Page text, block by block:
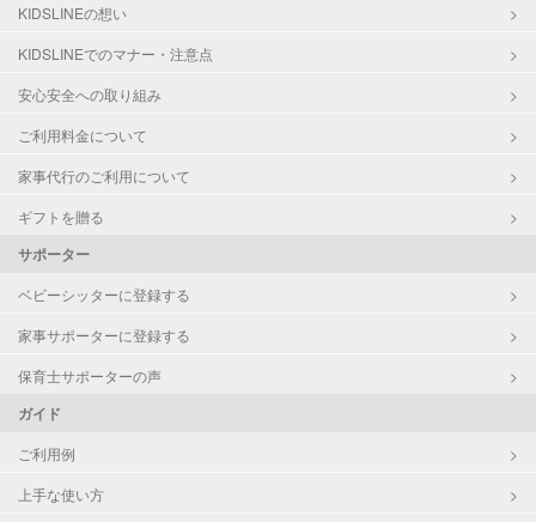
KIDSLINEの想い
KIDSLINEでのマナー・注意点
安心安全への取り組み
ご利用料金について
家事代行のご利用について
ギフトを贈る
サポーター
ベビーシッターに登録する
家事サポーターに登録する
保育士サポーターの声
ガイド
ご利用例
上手な使い方